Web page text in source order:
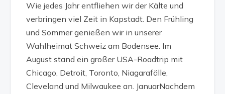
Wie jedes Jahr entfliehen wir der Kälte und
verbringen viel Zeit in Kapstadt. Den Frühling
und Sommer genießen wir in unserer
Wahlheimat Schweiz am Bodensee. Im
August stand ein großer USA-Roadtrip mit
Chicago, Detroit, Toronto, Niagarafälle,
Cleveland und Milwaukee an. JanuarNachdem